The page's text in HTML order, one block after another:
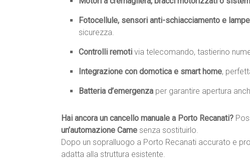
Fotocellule, sensori anti-schiacciamento e
sicurezza.
Controlli remoti via telecomando, tastierino
Integrazione con domotica e smart home,
Batteria d’emergenza per garantire apertura
Hai ancora un cancello manuale a Porto Recanati?
un’automazione Came senza sostituirlo.
Dopo un sopralluogo a Porto Recanati accurato e
adatta alla struttura esistente.